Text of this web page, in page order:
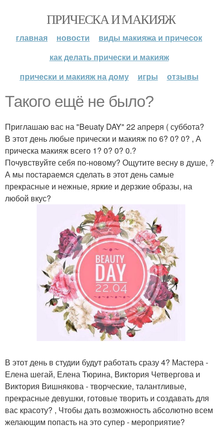
ПРИЧЕСКА И МАКИЯЖ
главная новости
виды макияжа и причесок
как делать прически и макияж
прически и макияж на дому
игры отзывы
Такого ещё не было?
Приглашаю вас на "Beuaty DAY" 22 апреря ( суббота?
В этот день любые прически и макияж по 6? 0? 0? , А
прическа макияж всего 1? 0? 0? 0.?
Почувствуйте себя по-новому? Ощутите весну в душе, ?
А мы постараемся сделать в этот день самые
прекрасные и нежные, яркие и дерзкие образы, на
любой вкус?
В этот день в студии будут работать сразу 4? Мастера -
Елена шегай, Елена Тюрина, Виктория Четвергова и
Виктория Вишнякова - творческие, талантливые,
прекрасные девушки, готовые творить и создавать для
вас красоту? , Чтобы дать возможность абсолютно всем
желающим попасть на это супер - мероприятие?